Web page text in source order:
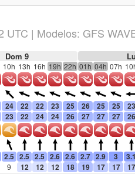
UTC | Modelos: GFS
Dom 9
10h 13h 16h 19h 22h 01h 04h 07h
24 22 22 23 25 26 25 25 23
23 22 24 24 26 27 27 27 26
2.5 2.5 2.5 2.6 2.6 2.7 2.9 3 3.1
9 12 12 12 18 19 17 17 17